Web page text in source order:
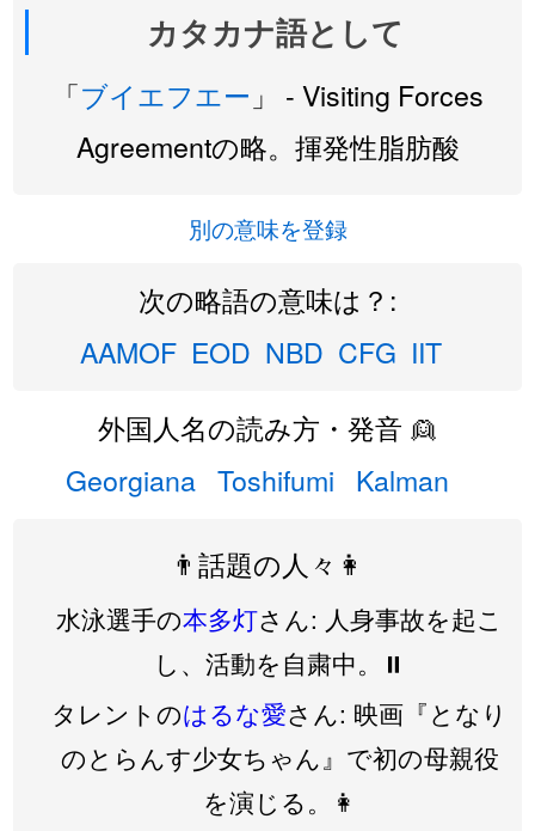
カタカナ語として
「ブイエフエー 」 - Visiting Forces
Agreementの略。揮発性脂肪酸
別の意味を登録
次の略語の意味は？:
AAMOF EOD NBD CFG IIT
外国人名の読み方・発音 👱
Georgiana Toshifumi Kalman
👨話題の人々👩
水泳選手の本多灯さん: 人身事故を起こ
し、活動を自粛中。⏸️
タレントのはるな愛さん: 映画『となり
のとらんす少女ちゃん』で初の母親役
を演じる。👩